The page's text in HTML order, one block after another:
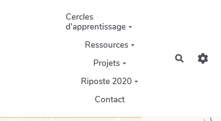
Aller au contenu principal
Cercles
d'apprentissage
Ressources
Projets
Riposte 2020
Contact